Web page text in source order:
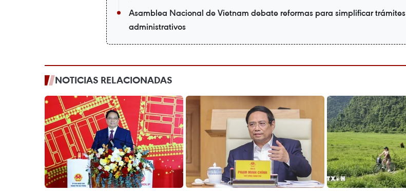
Asamblea Nacional de Vietnam debate reformas para simplificar trámites
administrativos
NOTICIAS RELACIONADAS